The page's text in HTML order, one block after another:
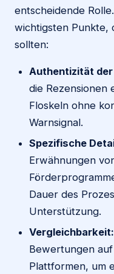
entscheidende
wichtigsten Punkte,
sollten:
Authentizität
die Rezensionen
Floskeln ohne
Warnsignal.
Spezifische
Erwähnungen
Dauer des
Unterstützung.
Vergleichbarkeit:
Bewertungen
Plattformen, um